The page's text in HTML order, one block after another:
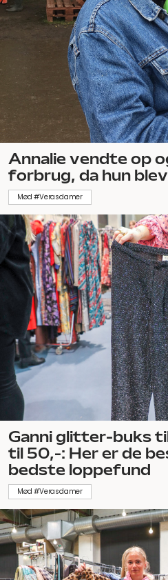
Annalie vendte op
forbrug, da hun
Mød #Verasdamer
Ganni glitter-buks
til 50,-: Her er de
bedste loppefund
Mød #Verasdamer